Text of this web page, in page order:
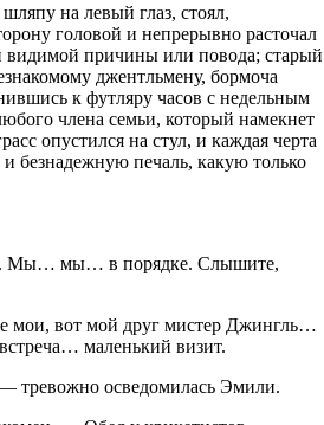
на левый глаз, стоял,
головой и непрерывно расточал
видимой причины или повода; старый
джентльмену, бормоча
к футляру часов с недельным
члена семьи, который намекнет
опустился на стул, и каждая черта
безнадежную печаль, какую только
Мы… мы… в порядке. Слышите,
мои, вот мой друг мистер Джингль…
маленький визит.
тревожно осведомилась Эмили.